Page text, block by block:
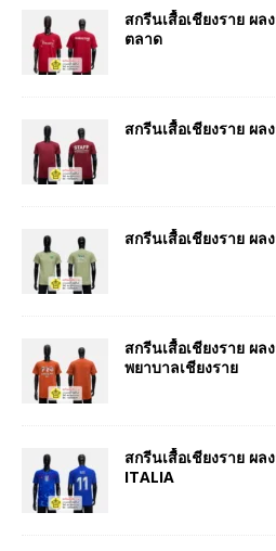
สกรีนเสื้อเชียงราย ผล
ตลาด
สกรีนเสื้อเชียงราย ผล
สกรีนเสื้อเชียงราย ผ
สกรีนเสื้อเชียงราย ผ
พยาบาลเชียงราย
สกรีนเสื้อเชียงราย ผ
ITALIA